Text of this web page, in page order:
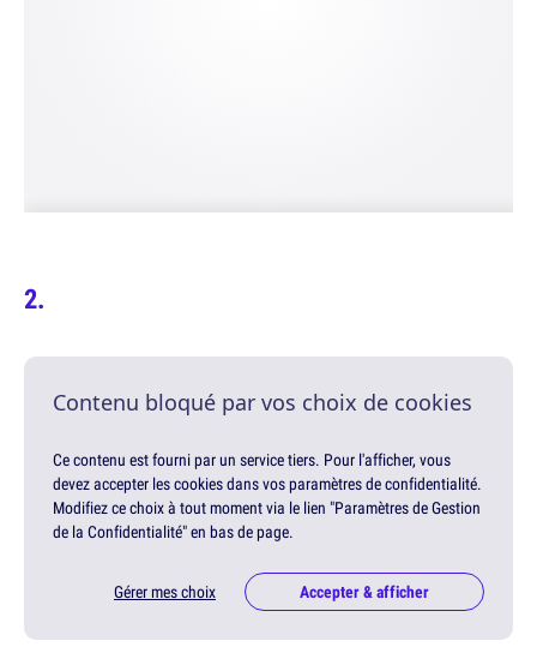
Contenu bloqué par vos choix de cookies
Ce contenu est fourni par un service tiers. Pour l'afficher, vous
devez accepter les cookies dans vos paramètres de confidentialité.
Modifiez ce choix à tout moment via le lien "Paramètres de Gestion
de la Confidentialité" en bas de page.
Gérer mes choix Accepter & afficher